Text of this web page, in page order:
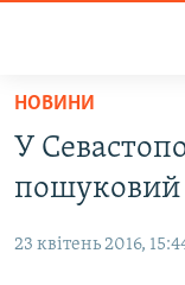
Перейти
основного
матеріалу
Перейти
до
ВІДЕО ТА ФОТО
ПОЛІТИКА
НОВИНИ
У
пошуковий
23 квітень 2016,